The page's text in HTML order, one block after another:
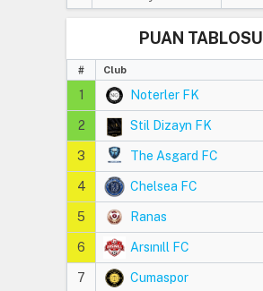
PUAN TABLOSU
# Club
1 Noterler FK
2 Stil Dizayn FK
3 The Asgard FC
4 Chelsea FC
5 Ranas
6 Arsınıll FC
7 Cumaspor